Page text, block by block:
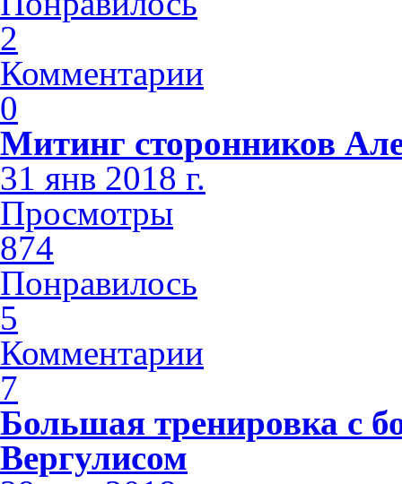
2
Комментарии
0
Митинг сторонников
31 янв 2018 г.
Просмотры
874
Понравилось
5
Комментарии
7
Большая тренировка с
Вергулисом